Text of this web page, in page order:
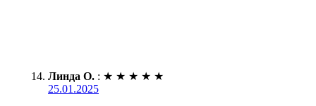
Линда О. : ★ ★ ★ ★ ★
25.01.2025